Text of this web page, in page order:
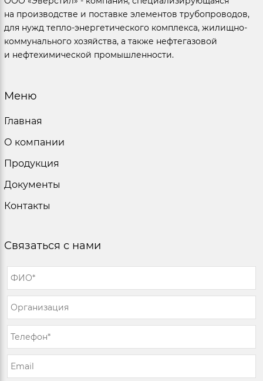
на производстве и поставке элементов трубопроводов,
для нужд тепло-энергетического комплекса, жилищно-
коммунального хозяйства, а также нефтегазовой
и нефтехимической промышленности.
Меню
Главная
О компании
Продукция
Документы
Контакты
Связаться с нами